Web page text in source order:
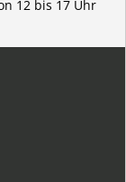
12 bis 17 Uhr